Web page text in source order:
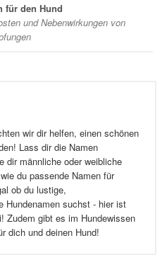
für den Hund
und Nebenwirkungen von
wir dir helfen, einen schönen
Lass dir die Namen
dir männliche oder weibliche
du passende Namen für
ob du lustige,
Hundenamen suchst - hier ist
Zudem gibt es im Hundewissen
dich und deinen Hund!